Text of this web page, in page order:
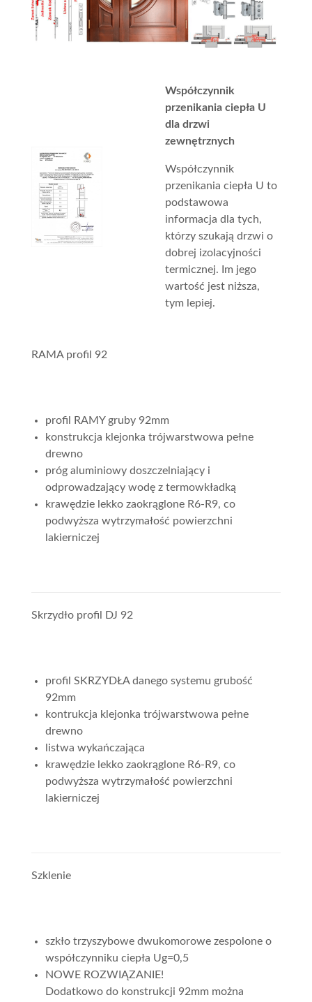
Współczynnik
przenikania ciepła U
dla drzwi
zewnętrznych
Współczynnik
przenikania ciepła U to
podstawowa
informacja dla tych,
którzy szukają drzwi o
dobrej izolacyjności
termicznej. Im jego
wartość jest niższa,
tym lepiej.
RAMA profil 92
profil RAMY gruby 92mm
konstrukcja klejonka trójwarstwowa pełne
drewno
próg aluminiowy doszczelniający i
odprowadzający wodę z termowkładką
krawędzie lekko zaokrąglone R6-R9, co
podwyższa wytrzymałość powierzchni
lakierniczej
Skrzydło profil DJ 92
profil SKRZYDŁA danego systemu grubość
92mm
kontrukcja klejonka trójwarstwowa pełne
drewno
listwa wykańczająca
krawędzie lekko zaokrąglone R6-R9, co
podwyższa wytrzymałość powierzchni
lakierniczej
Szklenie
szkło trzyszybowe dwukomorowe zespolone o
współczynniku ciepła Ug=0,5
NOWE ROZWIĄZANIE!
Dodatkowo do konstrukcji 92mm można